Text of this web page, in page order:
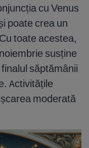
cu Venus
poate crea un
toate acestea,
susține
săptămânii
Activitățile
moderată